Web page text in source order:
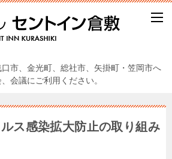
市、金光町、総社市、矢掛町・笠岡市へ
会議にご利用ください。
ス感染拡大防止の取り組み